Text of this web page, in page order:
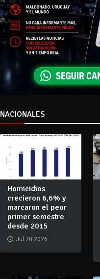
NACIONALES
Homicidios
crecieron 6,6% y
marcaron el peor
primer semestre
desde 2015
Jul 20 2026